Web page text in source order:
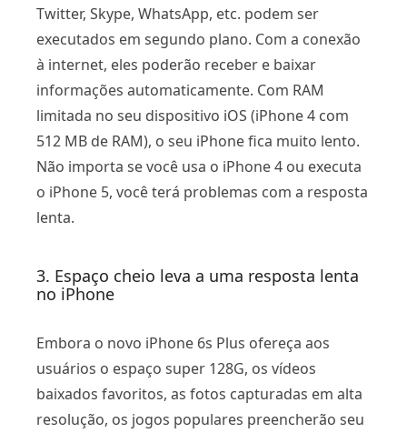
Twitter, Skype, WhatsApp, etc. podem ser
executados em segundo plano. Com a conexão
à internet, eles poderão receber e baixar
informações automaticamente. Com RAM
limitada no seu dispositivo iOS (iPhone 4 com
512 MB de RAM), o seu iPhone fica muito lento.
Não importa se você usa o iPhone 4 ou executa
o iPhone 5, você terá problemas com a resposta
lenta.
3. Espaço cheio leva a uma resposta lenta
no iPhone
Embora o novo iPhone 6s Plus ofereça aos
usuários o espaço super 128G, os vídeos
baixados favoritos, as fotos capturadas em alta
resolução, os jogos populares preencherão seu